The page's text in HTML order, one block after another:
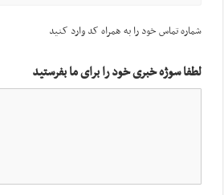
شماره تماس خود را به همراه کد وارد کنید
لطفا سوژه خبری خود را برای ما بفرستید